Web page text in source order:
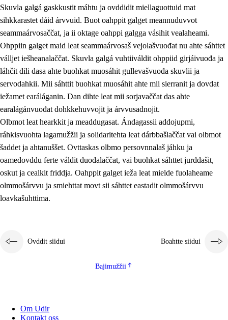
1.5 Luondduákten ja birasdiđolašvuohta
Demokratiija ja mielváikkuheapmi
Skuvla galgá gaskkustit máhtu ja ovddidit miellaguottuid mat
sihkkarastet dáid árvvuid. Buot oahppit galget meannuduvvot
seammaárvosaččat, ja ii oktage oahppi galgga vásihit vealaheami.
Ohppiin galget maid leat seammaárvosaš vejolašvuođat nu ahte sáhttet
válljet iešheanalaččat. Skuvla galgá vuhtiiváldit ohppiid girjáivuođa ja
láhčit dili dasa ahte buohkat muosáhit gullevašvuođa skuvlii ja
servodahkii. Mii sáhttit buohkat muosáhit ahte mii sierranit ja dovdat
iežamet earáláganin. Dan dihte leat mii sorjavaččat das ahte
earalágánvuođat dohkkehuvvojit ja árvvusadnojit.
Olbmot leat hearkkit ja meaddugasat. Ándagassii addojupmi,
ráhkisvuohta lagamužžii ja solidaritehta leat dárbbašlaččat vai olbmot
šaddet ja ahtanuššet. Ovttaskas olbmo persovnnalaš jáhku ja
oamedovddu ferte váldit duođalaččat, vai buohkat sáhttet jurddašit,
oskut ja cealkit friddja. Oahppit galget ieža leat mielde fuolaheame
olmmošárvvu ja smiehttat movt sii sáhttet eastadit olmmošárvvu
loavkašuhttima.
Ovddit siidui Boahtte siidui
Bajimužžii
Om Udir
Kontakt oss